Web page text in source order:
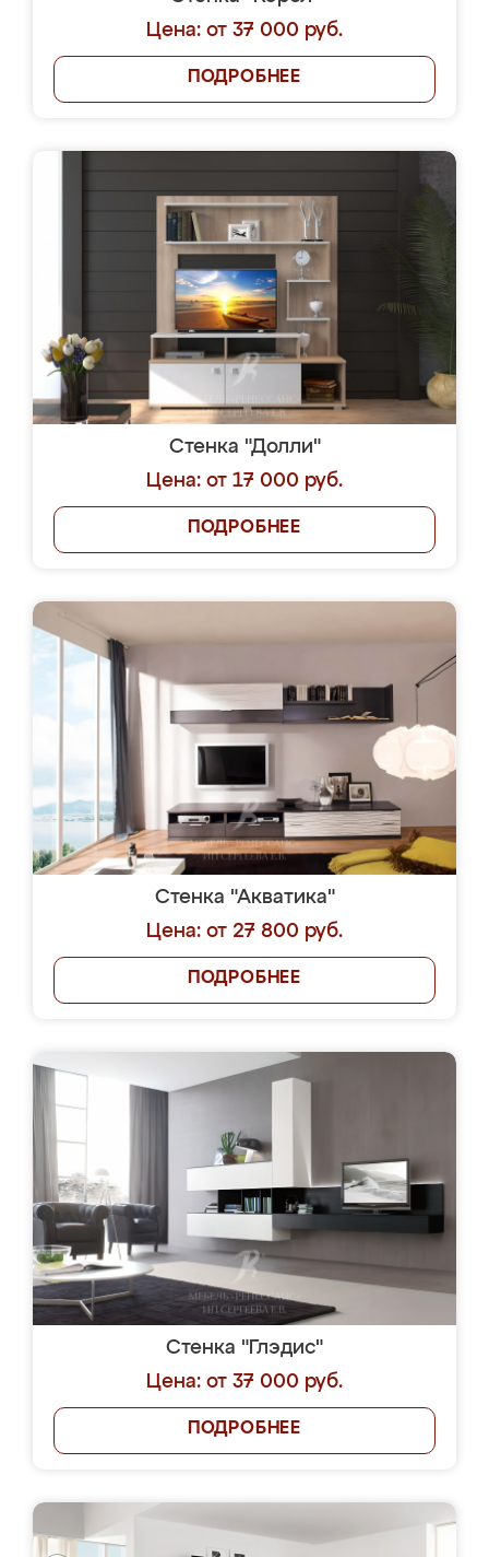
Цена: от 37 000 руб.
ПОДРОБНЕЕ
Стенка "Долли"
Цена: от 17 000 руб.
ПОДРОБНЕЕ
Стенка "Акватика"
Цена: от 27 800 руб.
ПОДРОБНЕЕ
Стенка "Глэдис"
Цена: от 37 000 руб.
ПОДРОБНЕЕ